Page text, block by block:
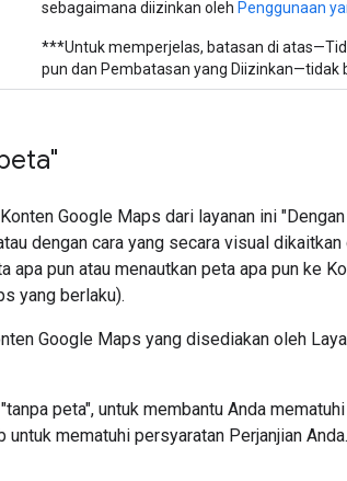
sebagaimana diizinkan oleh Penggunaan
***Untuk memperjelas, batasan di
pun dan Pembatasan yang Diizinkan—tidak
Google Maps dari layanan ini
dengan cara yang secara visual
apa pun atau menautkan peta apa pun ke
yang berlaku).
Google Maps yang disediakan oleh
peta", untuk membantu Anda
untuk mematuhi persyaratan Perjanjian Anda.